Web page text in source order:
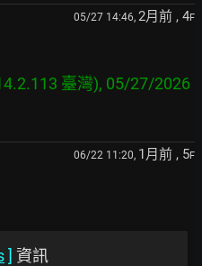
05/27 14:46, 2月前 , 4F
臺灣), 05/27/2026
06/22 11:20, 1月前 , 5F
] 資訊